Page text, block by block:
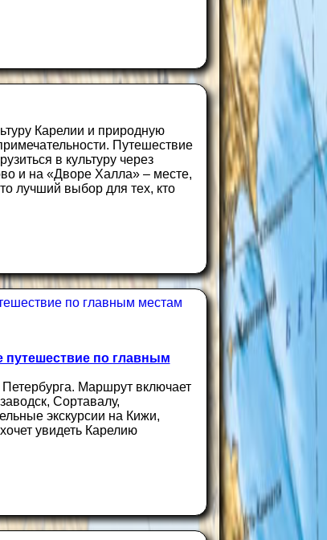
Карелии и природную
Путешествие
в культуру через
и на «Дворе Халла» – месте,
лучший выбор для тех, кто
по главным
Маршрут включает
Сортавалу,
экскурсии на Кижи,
увидеть Карелию